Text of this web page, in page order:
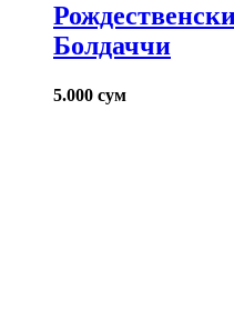
Болдаччи
5.000 сум